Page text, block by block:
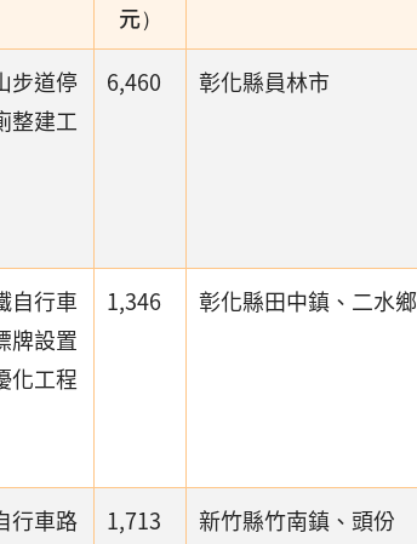
元）
步道停
整建工
6,460 彰化縣員林市
自行車
牌設置
化工程
1,346 彰化縣田中鎮、二水鄉
行車路
1,713
新竹縣竹南鎮、頭份